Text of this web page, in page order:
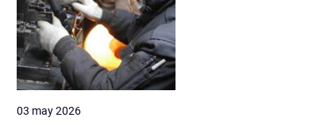
03 may 2026